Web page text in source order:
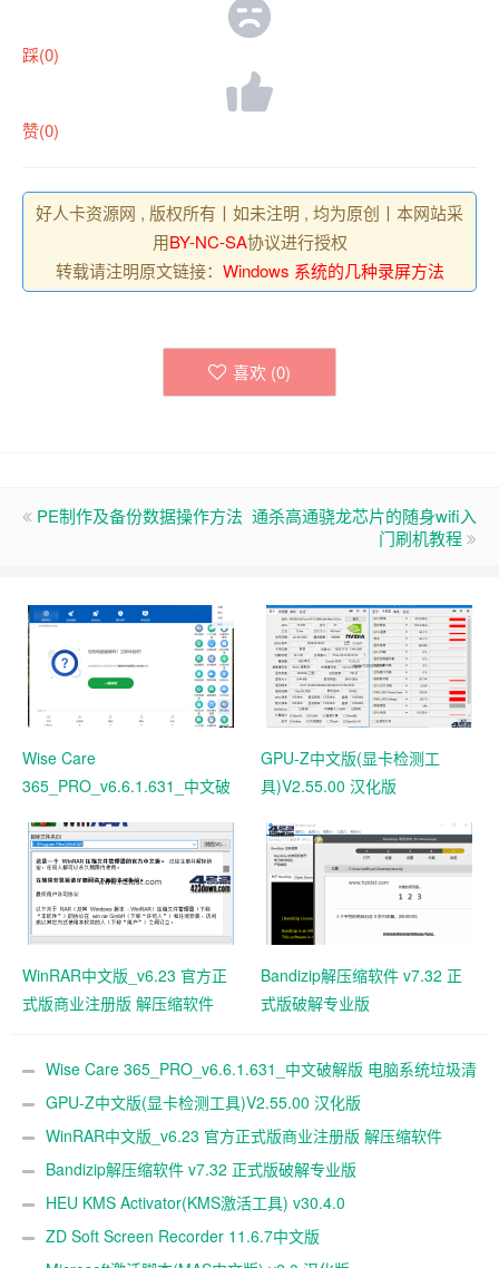
踩(0)
赞(0)
好人卡资源网 , 版权所有丨如未注明 , 均为原创丨本网站采
用BY-NC-SA协议进行授权
转载请注明原文链接： Windows 系统的几种录屏方法
喜欢 (0)
PE制作及备份数据操作方法 通杀高通骁龙芯片的随身wifi入
门刷机教程
Wise Care
365_PRO_v6.6.1.631_中文破
GPU-Z中文版(显卡检测工
具)V2.55.00 汉化版
WinRAR中文版_v6.23 官方正
式版商业注册版 解压缩软件
Bandizip解压缩软件 v7.32 正
式版破解专业版
Wise Care 365_PRO_v6.6.1.631_中文破解版 电脑系统垃圾清
理软件GPU-Z中文版(显卡检测工具)V2.55.00 汉化版
WinRAR中文版_v6.23 官方正式版商业注册版 解压缩软件
Bandizip解压缩软件 v7.32 正式版破解专业版
HEU KMS Activator(KMS激活工具) v30.4.0
ZD Soft Screen Recorder 11.6.7中文版